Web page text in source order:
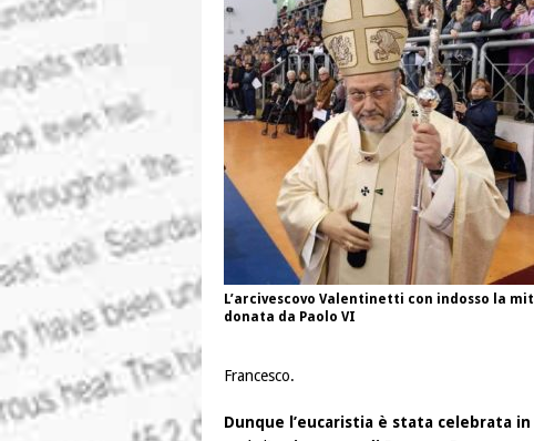
L’arcivescovo Valentinetti con indosso la
donata da Paolo VI
Francesco.
Dunque l’eucaristia è stata celebrata